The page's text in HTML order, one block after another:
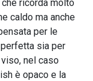
ricorda molto
caldo ma anche
per le
sia per
nel caso
è opaco e la